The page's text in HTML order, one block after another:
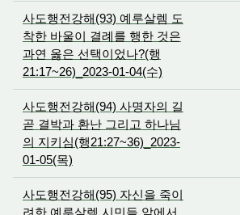
사도행전강해(93) 예루살렘 도
착한 바울이 결례를 행한 것은
과연 옳은 선택이었나?(행
21:17~26)_2023-01-04(수)
사도행전강해(94) 사명자의 길
곧 결박과 환난 그리고 하나님
의 지키심(행21:27~36)_2023-
01-05(목)
사도행전강해(95) 자신을 죽이